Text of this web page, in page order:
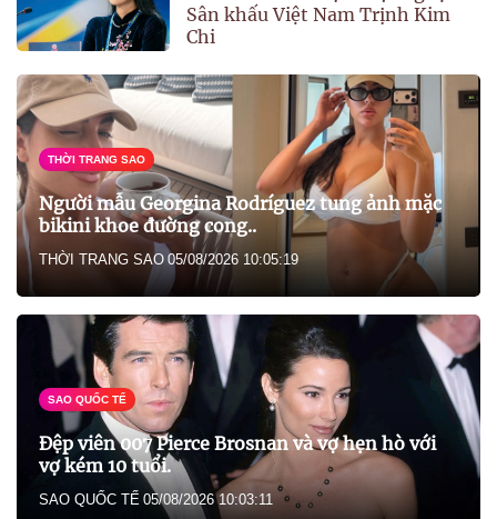
Sân khấu Việt Nam Trịnh Kim
Chi
THỜI TRANG SAO
Người mẫu Georgina Rodríguez tung ảnh mặc
bikini khoe đường cong..
THỜI TRANG SAO 05/08/2026 10:05:19
SAO QUỐC TẾ
Đệp viên 007 Pierce Brosnan và vợ hẹn hò với
vợ kém 10 tuổi.
SAO QUỐC TẾ 05/08/2026 10:03:11